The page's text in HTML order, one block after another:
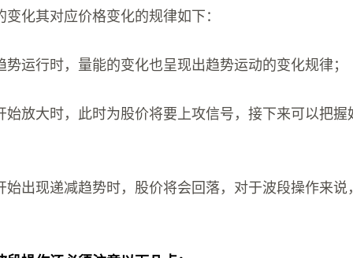
化其对应价格变化的规律如下：
势运行时，量能的变化也呈现出趋势运动的变化规律；
始放大时，此时为股价将要上攻信号，接下来可以把握
始出现递减趋势时，股价将会回落，对于波段操作来说